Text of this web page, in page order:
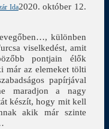
Ida2020. október 12.
különben
viselkedést, amit
pontjain élők
már az elemeket tölti
papírjával
maradjon a nagy
készít, hogy mit kell
akik már szinte